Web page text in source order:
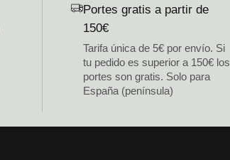
Portes gratis a partir de
150€
Tarifa única de 5€ por envío. Si
tu pedido es superior a 150€ los
portes son gratis. Solo para
España (península)